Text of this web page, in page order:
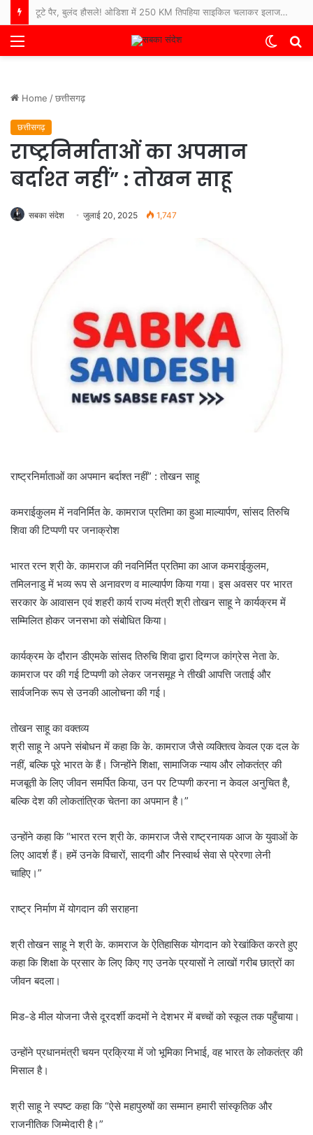
टूटे पैर, बुलंद हौसले! ओडिशा में 250 KM तिपहिया साइकिल चलाकर इलाज कराने अस्पताल पहुंचे 65 साल के बुजुर्ग
Menu
Switch
Home /छत्तीसगढ़
छत्तीसगढ़
राष्ट्रनिर्माताओं का अपमान
बर्दाश्त नहीं” : तोखन साहू
सबका संदेश जुलाई 20, 2025 1,747
राष्ट्रनिर्माताओं का अपमान बर्दाश्त नहीं” : तोखन साहू
कमराईकुलम में नवनिर्मित के. कामराज प्रतिमा का हुआ माल्यार्पण, सांसद तिरुचि
शिवा की टिप्पणी पर जनाक्रोश
भारत रत्न श्री के. कामराज की नवनिर्मित प्रतिमा का आज कमराईकुलम,
तमिलनाडु में भव्य रूप से अनावरण व माल्यार्पण किया गया। इस अवसर पर भारत
सरकार के आवासन एवं शहरी कार्य राज्य मंत्री श्री तोखन साहू ने कार्यक्रम में
सम्मिलित होकर जनसभा को संबोधित किया।
कार्यक्रम के दौरान डीएमके सांसद तिरुचि शिवा द्वारा दिग्गज कांग्रेस नेता के.
कामराज पर की गई टिप्पणी को लेकर जनसमूह ने तीखी आपत्ति जताई और
सार्वजनिक रूप से उनकी आलोचना की गई।
तोखन साहू का वक्तव्य
श्री साहू ने अपने संबोधन में कहा कि के. कामराज जैसे व्यक्तित्व केवल एक दल के
नहीं, बल्कि पूरे भारत के हैं। जिन्होंने शिक्षा, सामाजिक न्याय और लोकतंत्र की
मजबूती के लिए जीवन समर्पित किया, उन पर टिप्पणी करना न केवल अनुचित है,
बल्कि देश की लोकतांत्रिक चेतना का अपमान है।”
उन्होंने कहा कि “भारत रत्न श्री के. कामराज जैसे राष्ट्रनायक आज के युवाओं के
लिए आदर्श हैं। हमें उनके विचारों, सादगी और निस्वार्थ सेवा से प्रेरणा लेनी
चाहिए।”
राष्ट्र निर्माण में योगदान की सराहना
श्री तोखन साहू ने श्री के. कामराज के ऐतिहासिक योगदान को रेखांकित करते हुए
कहा कि शिक्षा के प्रसार के लिए किए गए उनके प्रयासों ने लाखों गरीब छात्रों का
जीवन बदला।
मिड-डे मील योजना जैसे दूरदर्शी कदमों ने देशभर में बच्चों को स्कूल तक पहुँचाया।
उन्होंने प्रधानमंत्री चयन प्रक्रिया में जो भूमिका निभाई, वह भारत के लोकतंत्र की
मिसाल है।
श्री साहू ने स्पष्ट कहा कि “ऐसे महापुरुषों का सम्मान हमारी सांस्कृतिक और
राजनीतिक जिम्मेदारी है।”